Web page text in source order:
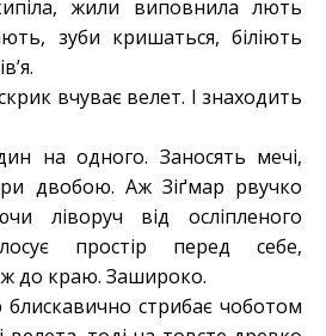
жили виповнила лють
зуби кришаться, біліють
вчуває велет. І знаходить
на одного. Заносять мечі,
двобою. Аж Зіґмар рвучко
ліворуч від осліпленого
простір перед себе,
до краю. Зашироко.
блискавично стрибає чоботом